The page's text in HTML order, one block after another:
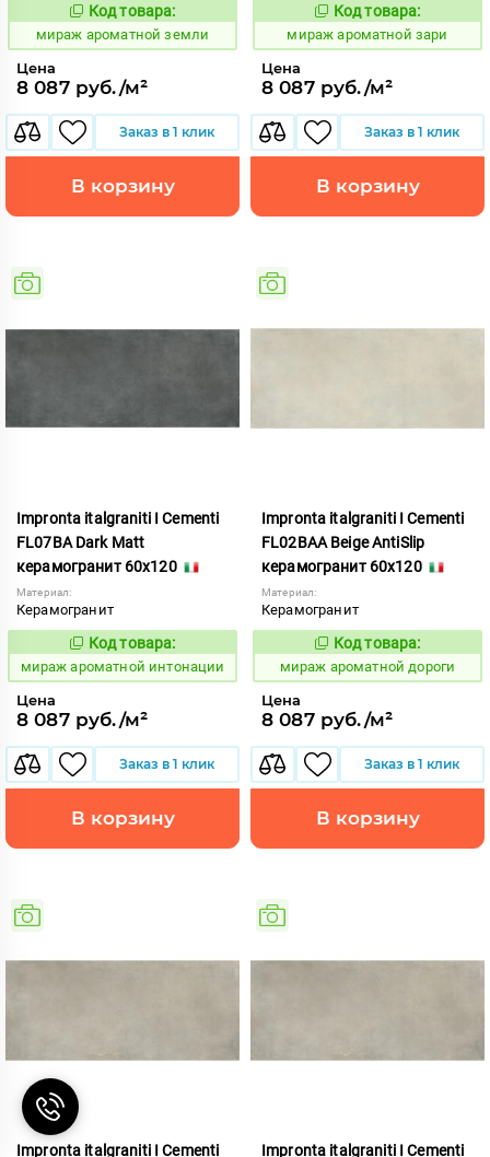
984655
Код товара:
мираж ароматной земли
Цена
8 087 руб./м²
Заказ в 1 клик
В корзину
984653
Код товара:
мираж ароматной зари
Цена
8 087 руб./м²
Заказ в 1 клик
В корзину
Impronta italgraniti I Cementi
FL07BA Dark Matt
керамогранит 60x120
Материал:
Керамогранит
984658
Код товара:
мираж ароматной интонации
Цена
8 087 руб./м²
Заказ в 1 клик
В корзину
Impronta italgraniti I Cementi
FL02BAA Beige AntiSlip
керамогранит 60x120
Материал:
Керамогранит
984647
Код товара:
мираж ароматной дороги
Цена
8 087 руб./м²
Заказ в 1 клик
В корзину
Impronta italgraniti I Cementi Impronta italgraniti I Cementi